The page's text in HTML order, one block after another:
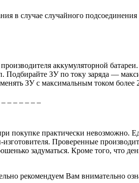
в случае случайного
аккумуляторной
Подбирайте ЗУ по току заряда —
ЗУ с максимальным током более
покупке практически
изготовителя. Проверенные
задуматься. Кроме того, что
рекомендуем Вам внимательно